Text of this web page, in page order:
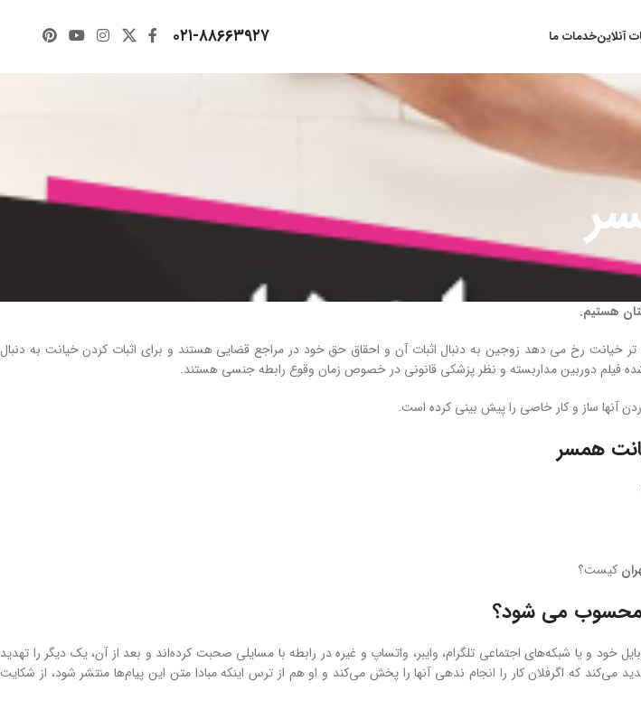
آنلاینخدمات ما ۰۲۱-۸۸۶۶۳۹۲۷
هستیم.
خیانت رخ می دهد زوجین به دنبال اثبات آن و احقاق حق خود در مراجع قضایی هستند و برای اثبات کردن خیانت به دنبال
فیلم دوربین مداربسته و نظر پزشکی قانونی در خصوص زمان وقوع رابطه جنسی هستند.
آنها ساز و کار خاصی را پیش بینی کرده است.
همسر
کیست؟
محسوب می شود؟
خود و یا شبکه‌های اجتماعی تلگرام، وایبر، واتساپ و غیره در رابطه با مسایلی صحبت کرده‌اند و بعد از آن، یک دیگر را تهدید
می‌کند که اگرفلان کار را انجام ندهی آنها را پخش می‌کند و او هم از ترس اینکه مبادا متن این پیام‌ها منتشر شود، از شکایت